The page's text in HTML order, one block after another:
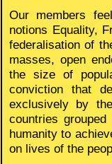
Our members
notions Equality,
federalisation of
masses, open
the size of
conviction that
exclusively by
countries
humanity to
on lives of the